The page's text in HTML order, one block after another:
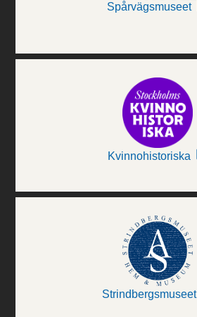
Spårvägsmuseet
Kvinnohistoriska
Strindbergsmuseet